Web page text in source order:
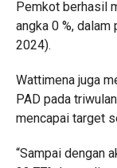
Pemkot berhasil
angka 0 %,
2024).
Wattimena juga
PAD pada
mencapai target
“Sampai dengan